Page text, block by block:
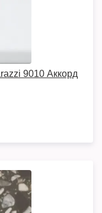
9010 Аккорд